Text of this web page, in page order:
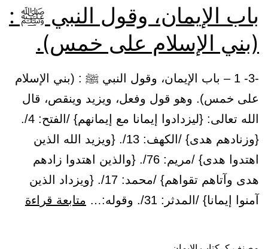
باب الإيمان، وقول النبي ﷺ :
(بني الإسلام على خمس).
-3- 1 – باب الإيمان، وقول النبي ﷺ : (بني الإسلام
على خمس). وهو قول وفعل، ويزيد وينقص، قال
الله تعالى: {ليزدادوا إيمانا مع إيمانهم} /الفتح: 4/.
{وزنادهم هدى} /الكهف: 13/. {ويزيد الله الذين
اهتدوا هدى} /مريم: 76/. {والذين اهتدوا زادهم
هدى وآتاهم تقواهم} /محمد: 17/. {ويزداد الذين
آمنوا إيمانا} /المدثر: 31/. وقوله:…
متابعة قراءة